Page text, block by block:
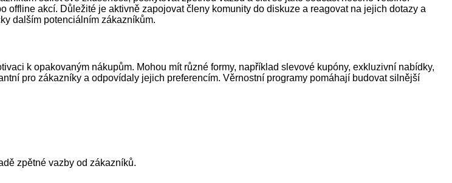
akcí. Důležité je aktivně zapojovat členy komunity do diskuze a reagovat na jejich dotazy a
dalším potenciálním zákazníkům.
k opakovaným nákupům. Mohou mít různé formy, například slevové kupóny, exkluzivní nabídky,
pro zákazníky a odpovídaly jejich preferencím. Věrnostní programy pomáhají budovat silnější
zpětné vazby od zákazníků.